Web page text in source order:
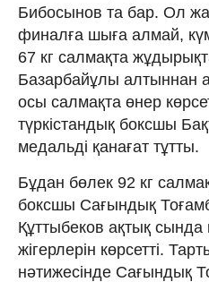
Бибосынов та бар. Ол
финалға шыға алмай,
67 кг салмақта
Базарбайұлы алтыннан
осы салмақта өнер
түркістандық боксшы
медальді қанағат тұтты.
Бұдан бөлек 92 кг
боксшы Сағындық
Құттыбеков ақтық сында
жігерлерін көрсетті.
нәтижесінде Сағындық